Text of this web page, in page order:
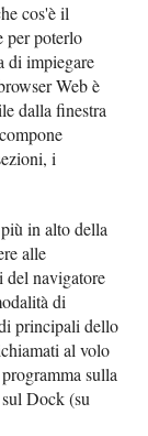
cos'è il
per poterlo
di impiegare
Web è
dalla finestra
i
in alto della
alle
del navigatore
di
principali dello
al volo
sulla
Dock (su